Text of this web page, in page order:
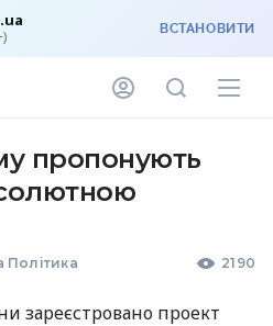
ВСТАНОВИТИ
пропонують
Політика 2190
зареєстровано проект